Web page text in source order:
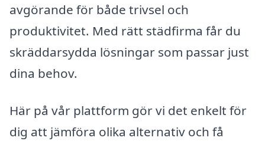
avgörande för både trivsel och
produktivitet. Med rätt städfirma får du
skräddarsydda lösningar som passar just
dina behov.
Här på vår plattform gör vi det enkelt för
dig att jämföra olika alternativ och få